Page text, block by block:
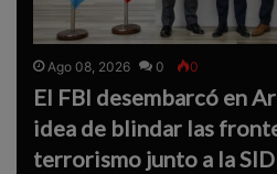
Ago 08, 2026 0 0
El FBI desembarcó en
idea de blindar las
terrorismo junto a la